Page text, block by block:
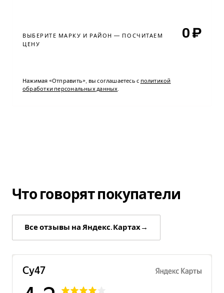
ВЫБЕРИТЕ МАРКУ И РАЙОН — ПОСЧИТАЕМ
ЦЕНУ
0₽
Нажимая «Отправить», вы соглашаетесь с политикой
обработки персональных данных
Что говорят покупатели
Все отзывы на Яндекс.Картах→